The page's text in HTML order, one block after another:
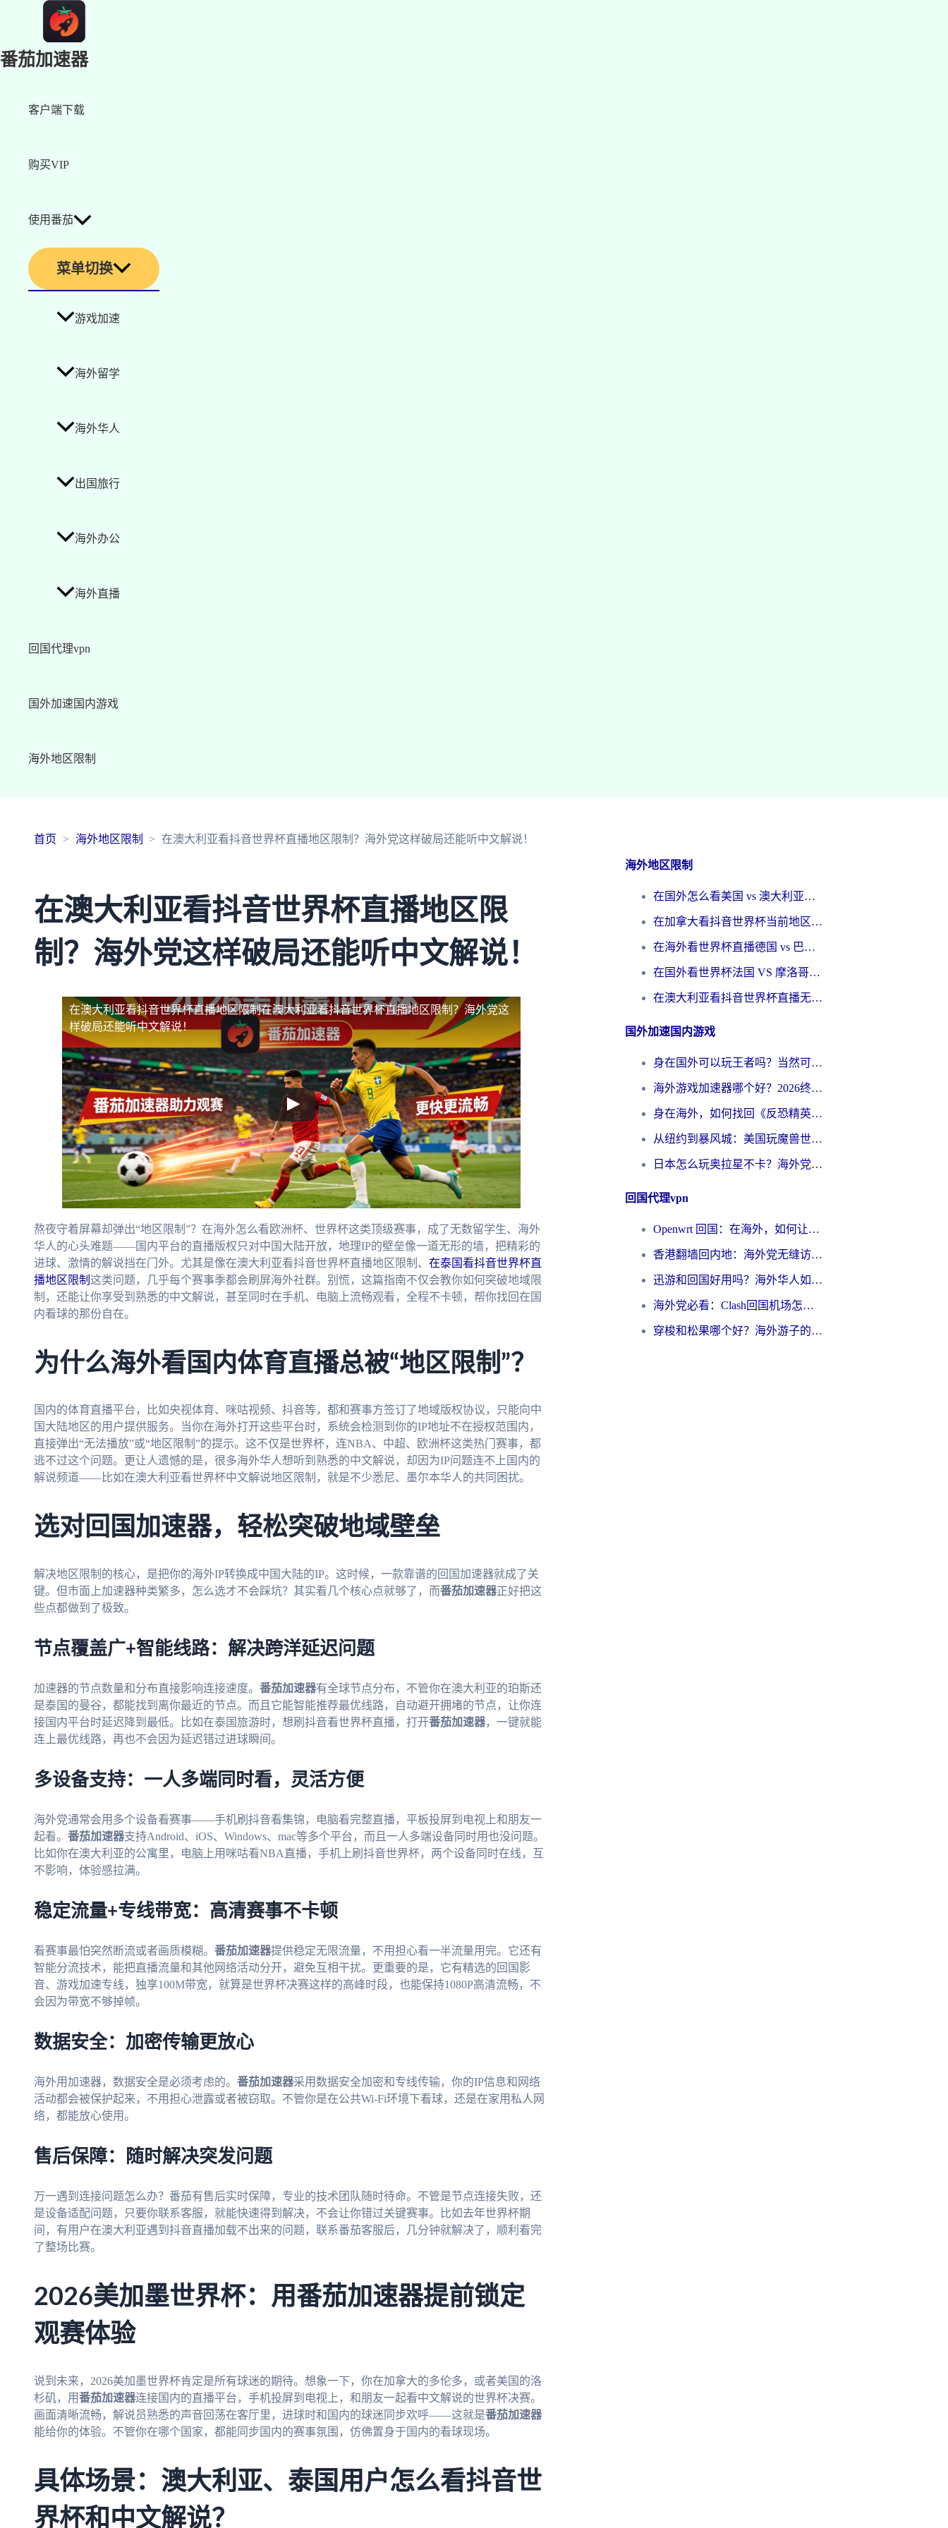
番茄加速器
客户端下载
购买VIP
使用番茄
菜单切换
游戏加速
海外留学
海外华人
出国旅行
海外办公
海外直播
回国代理vpn
国外加速国内游戏
海外地区限制
首页 海外地区限制 在澳大利亚看抖音世界杯直播地区限制？海外党这样破局还能听中文解说！
在澳大利亚看抖音世界杯直播地区限
制？海外党这样破局还能听中文解说！
在澳大利亚看抖音世界杯直播地区限制在澳大利亚看抖音世界杯直播地区限制？海外党这
样破局还能听中文解说！
熬夜守着屏幕却弹出“地区限制”？在海外怎么看欧洲杯、世界杯这类顶级赛事，成了无数留学生、海外
华人的心头难题——国内平台的直播版权只对中国大陆开放，地理IP的壁垒像一道无形的墙，把精彩的
进球、激情的解说挡在门外。尤其是像在澳大利亚看抖音世界杯直播地区限制、 在泰国看抖音世界杯直
播地区限制 这类问题，几乎每个赛事季都会刷屏海外社群。别慌，这篇指南不仅会教你如何突破地域限
制，还能让你享受到熟悉的中文解说，甚至同时在手机、电脑上流畅观看，全程不卡顿，帮你找回在国
内看球的那份自在。
为什么海外看国内体育直播总被“地区限制”？
国内的体育直播平台，比如央视体育、咪咕视频、抖音等，都和赛事方签订了地域版权协议，只能向中
国大陆地区的用户提供服务。当你在海外打开这些平台时，系统会检测到你的IP地址不在授权范围内，
直接弹出“无法播放”或“地区限制”的提示。这不仅是世界杯，连NBA、中超、欧洲杯这类热门赛事，都
逃不过这个问题。更让人遗憾的是，很多海外华人想听到熟悉的中文解说，却因为IP问题连不上国内的
解说频道——比如在澳大利亚看世界杯中文解说地区限制，就是不少悉尼、墨尔本华人的共同困扰。
选对回国加速器，轻松突破地域壁垒
解决地区限制的核心，是把你的海外IP转换成中国大陆的IP。这时候，一款靠谱的回国加速器就成了关
键。但市面上加速器种类繁多，怎么选才不会踩坑？其实看几个核心点就够了，而番茄加速器正好把这
些点都做到了极致。
节点覆盖广+智能线路：解决跨洋延迟问题
加速器的节点数量和分布直接影响连接速度。 番茄加速器有全球节点分布，不管你在澳大利亚的珀斯还
是泰国的曼谷，都能找到离你最近的节点。而且它能智能推荐最优线路，自动避开拥堵的节点，让你连
接国内平台时延迟降到最低。比如在泰国旅游时，想刷抖音看世界杯直播，打开番茄加速器，一键就能
连上最优线路，再也不会因为延迟错过进球瞬间。
多设备支持：一人多端同时看，灵活方便
海外党通常会用多个设备看赛事——手机刷抖音看集锦，电脑看完整直播，平板投屏到电视上和朋友一
起看。 番茄加速器支持Android、iOS、Windows、mac等多个平台，而且一人多端设备同时用也没问题。
比如你在澳大利亚的公寓里，电脑上用咪咕看NBA直播，手机上刷抖音世界杯，两个设备同时在线，互
不影响，体验感拉满。
稳定流量+专线带宽：高清赛事不卡顿
看赛事最怕突然断流或者画质模糊。 番茄加速器提供稳定无限流量，不用担心看一半流量用完。它还有
智能分流技术，能把直播流量和其他网络活动分开，避免互相干扰。更重要的是，它有精选的回国影
音、游戏加速专线，独享100M带宽，就算是世界杯决赛这样的高峰时段，也能保持1080P高清流畅，不
会因为带宽不够掉帧。
数据安全：加密传输更放心
海外用加速器，数据安全是必须考虑的。 番茄加速器采用数据安全加密和专线传输，你的IP信息和网络
活动都会被保护起来，不用担心泄露或者被窃取。不管你是在公共Wi-Fi环境下看球，还是在家用私人网
络，都能放心使用。
售后保障：随时解决突发问题
万一遇到连接问题怎么办？番茄有售后实时保障，专业的技术团队随时待命。不管是节点连接失败，还
是设备适配问题，只要你联系客服，就能快速得到解决，不会让你错过关键赛事。比如去年世界杯期
间，有用户在澳大利亚遇到抖音直播加载不出来的问题，联系番茄客服后，几分钟就解决了，顺利看完
了整场比赛。
2026美加墨世界杯：用番茄加速器提前锁定
观赛体验
说到未来，2026美加墨世界杯肯定是所有球迷的期待。想象一下，你在加拿大的多伦多，或者美国的洛
杉矶，用番茄加速器连接国内的直播平台，手机投屏到电视上，和朋友一起看中文解说的世界杯决赛。
画面清晰流畅，解说员熟悉的声音回荡在客厅里，进球时和国内的球迷同步欢呼——这就是番茄加速器
能给你的体验。不管你在哪个国家，都能同步国内的赛事氛围，仿佛置身于国内的看球现场。
具体场景：澳大利亚、泰国用户怎么看抖音世
界杯和中文解说？
海外地区限制
在国外怎么看美国 vs 澳大利亚世界杯直播？海外党必藏的中文解说观赛指南
在加拿大看抖音世界杯当前地区不可播放？海外党体育观赛终极指南
在海外看世界杯直播德国 vs 巴拉圭当前IP受限制？这篇指南帮你轻松解决地区限制
在国外看世界杯法国 VS 摩洛哥仅限中国大陆？别让地域限制拦下你的欢呼
在澳大利亚看抖音世界杯直播无法播放？海外党体育观赛终极指南来了！
国外加速国内游戏
身在国外可以玩王者吗？当然可以，但你需要这份“加速”指南
海外游戏加速器哪个好？2026终极指南帮你畅玩国服+解决卡顿难题
身在海外，如何找回《反恐精英：全球攻势》国服的丝滑手感？一份给你的终极指南
从纽约到暴风城：美国玩魔兽世界，如何找到你的最佳网络航线
日本怎么玩奥拉星不卡？海外党国服游戏加速器选择全攻略
回国代理vpn
Openwrt 回国：在海外，如何让家的网络触手可及
香港翻墙回内地：海外党无缝访问国内资源的加速器选择全攻略
迅游和回国好用吗？海外华人如何选择靠谱的回国加速器
海外党必看：Clash回国机场怎么选？一篇搞定无缝访问国内资源的全攻略
穿梭和松果哪个好？海外游子的数字归乡路，到底该怎么选